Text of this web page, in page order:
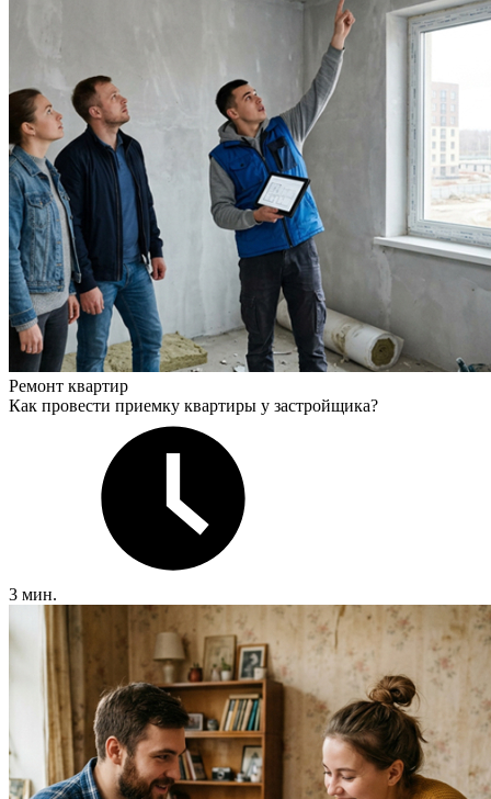
Ремонт квартир
Как провести приемку квартиры у застройщика?
3 мин.